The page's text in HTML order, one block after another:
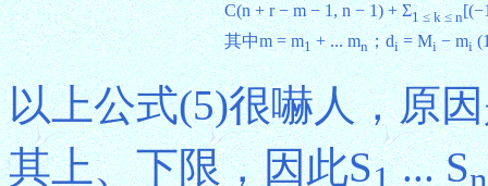
C(n + r − m − 1, n − 1) + Σ1 ≤ k ≤ n
其中m = m1+ ... mn；di= Mi− mi
以上公式(5)很嚇人，原
其上、下限，因此S ... S